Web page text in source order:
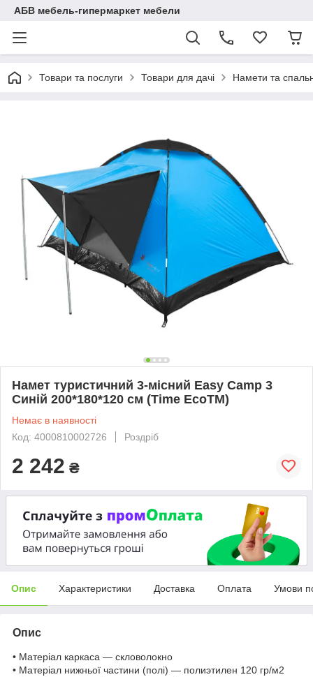
АБВ мебель-гипермаркет мебели
Товари та послуги Товари для дачі Намети та
Намет туристичний 3-місний Easy Camp 3
Синій 200*180*120 см (Time EcoTM)
Немає в наявності
Код: 4000810002726
Роздріб
2 242 ₴
Опис Характеристики Доставка Оплата Умови
Опис
• Матеріал каркаса — скловолокно
• Матеріал нижньої частини (полі) — полиэтилен 120 гр/м2